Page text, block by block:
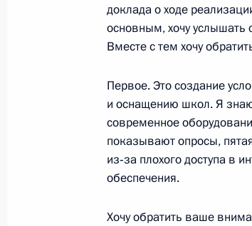
Заседание президиума
в области семьи,
Перечень поручений
здравоохранения
5 февраля 2014 года, 14:00
доклада о ходе
основным, хочу услышать
Вместе с тем хочу
Первое. Это создание
и оснащению школ. Я
современное
показывают опросы,
из‑за плохого доступа в
обеспечения.
Хочу обратить ваше